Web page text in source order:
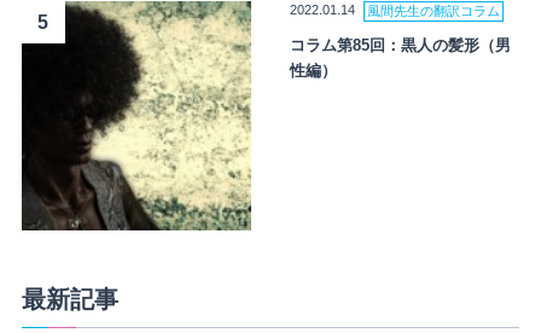
5
2022.01.14 風間先生の翻訳コラム
コラム第85回：黒人の髪形（男
性編）
最新記事